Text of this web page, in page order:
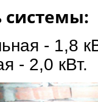
- 1,8
- 2,0 кВт.